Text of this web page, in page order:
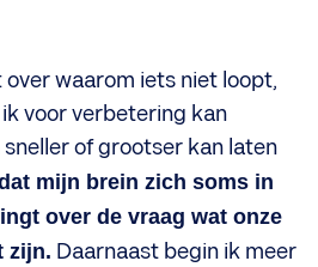
over waarom iets niet loopt,
voor verbetering kan
of grootser kan laten
mijn brein zich soms in
over de vraag wat onze
zijn. Daarnaast begin ik meer